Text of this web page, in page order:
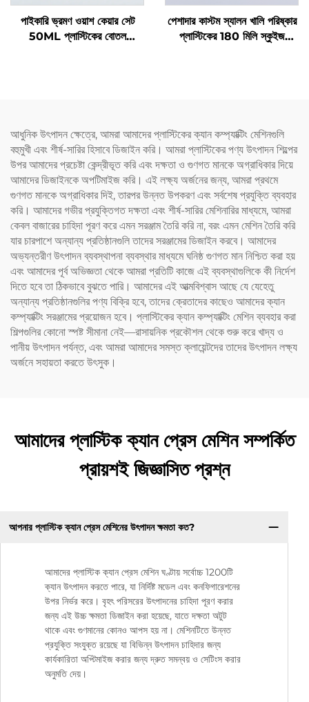
পাইকারি ভ্রমণ ওয়াশ কেয়ার সেট
50ML প্লাস্টিকের বোতল
পেশাদার কাস্টম স্যালন খালি পরিষ্কার
প্লাস্টিকের 180 মিলি স্কুইজ
আধুনিক উৎপাদন ক্ষেত্রে, আমরা আমাদের প্লাস্টিকের ক্যান কম্প্যাক্টিং মেশিনগুলি
বহুমুখী এবং শীর্ষ-সারির হিসাবে ডিজাইন করি। আমরা প্লাস্টিকের পণ্য উৎপাদন শিল্পের
উপর আমাদের প্রচেষ্টা কেন্দ্রীভূত করি এবং দক্ষতা ও গুণগত মানকে অগ্রাধিকার দিয়ে
আমাদের ডিজাইনকে অপটিমাইজ করি। এই লক্ষ্য অর্জনের জন্য, আমরা প্রথমে
গুণগত মানকে অগ্রাধিকার দিই, তারপর উন্নত উপকরণ এবং সর্বশেষ প্রযুক্তি ব্যবহার
করি। আমাদের গভীর প্রযুক্তিগত দক্ষতা এবং শীর্ষ-সারির মেশিনারির মাধ্যমে, আমরা
কেবল বাজারের চাহিদা পূরণ করে এমন সরঞ্জাম তৈরি করি না, বরং এমন মেশিন তৈরি করি
যার চারপাশে অন্যান্য প্রতিষ্ঠানগুলি তাদের সরঞ্জামের ডিজাইন করবে। আমাদের
অভ্যন্তরীণ উৎপাদন ব্যবস্থাপনা ব্যবস্থার মাধ্যমে ঘনিষ্ঠ গুণগত মান নিশ্চিত করা হয়
এবং আমাদের পূর্ব অভিজ্ঞতা থেকে আমরা প্রতিটি কাজে এই ব্যবস্থাগুলিকে কী নির্দেশ
দিতে হবে তা ঠিকভাবে বুঝতে পারি। আমাদের এই আত্মবিশ্বাস আছে যে যেহেতু
অন্যান্য প্রতিষ্ঠানগুলির পণ্য বিক্রি হবে, তাদের ক্রেতাদের কাছেও আমাদের ক্যান
কম্প্যাক্টিং সরঞ্জামের প্রয়োজন হবে। প্লাস্টিকের ক্যান কম্প্যাক্টিং মেশিন ব্যবহার করা
শিল্পগুলির কোনো স্পষ্ট সীমানা নেই—রাসায়নিক প্রকৌশল থেকে শুরু করে খাদ্য ও
পানীয় উৎপাদন পর্যন্ত, এবং আমরা আমাদের সমস্ত ক্লায়েন্টদের তাদের উৎপাদন লক্ষ্য
অর্জনে সহায়তা করতে উৎসুক।
আমাদের প্লাস্টিক ক্যান প্রেস মেশিন সম্পর্কিত
প্রায়শই জিজ্ঞাসিত প্রশ্ন
আপনার প্লাস্টিক ক্যান প্রেস মেশিনের উৎপাদন ক্ষমতা কত?
আমাদের প্লাস্টিক ক্যান প্রেস মেশিন ঘণ্টায় সর্বোচ্চ 1200টি
ক্যান উৎপাদন করতে পারে, যা নির্দিষ্ট মডেল এবং কনফিগারেশনের
উপর নির্ভর করে। বৃহৎ পরিসরের উৎপাদনের চাহিদা পূরণ করার
জন্য এই উচ্চ ক্ষমতা ডিজাইন করা হয়েছে, যাতে দক্ষতা অটুট
থাকে এবং গুণমানের কোনও আপস হয় না। মেশিনটিতে উন্নত
প্রযুক্তি সংযুক্ত রয়েছে যা বিভিন্ন উৎপাদন চাহিদার জন্য
কার্যকারিতা অপ্টিমাইজ করার জন্য দ্রুত সমন্বয় ও সেটিংস করার
অনুমতি দেয়।